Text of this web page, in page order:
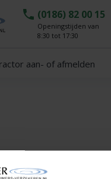
(0186) 82 00 15
Openingstijden van
8:30 tot 17:30
aan- of afmelden